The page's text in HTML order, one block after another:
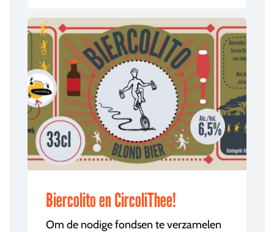
Biercolito en CircoliThee!
Om de nodige fondsen te verzamelen